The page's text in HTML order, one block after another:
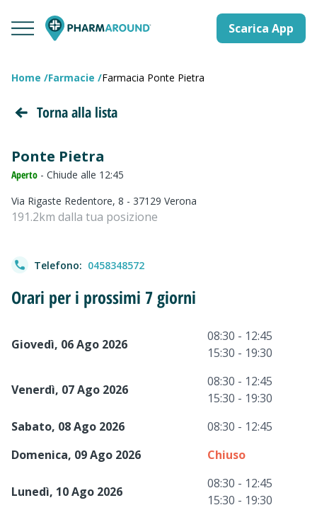
Scarica App
Home Farmacie Farmacia Ponte Pietra
Torna alla lista
Ponte Pietra
Aperto - Chiude alle 12:45
Via Rigaste Redentore, 8 - 37129 Verona
191.2km dalla tua posizione
Telefono: 0458348572
Orari per i prossimi 7 giorni
Giovedì, 06 Ago 2026
08:30 - 12:45
15:30 - 19:30
Venerdì, 07 Ago 2026
08:30 - 12:45
15:30 - 19:30
Sabato, 08 Ago 2026
08:30 - 12:45
Domenica, 09 Ago 2026
Chiuso
Lunedì, 10 Ago 2026
08:30 - 12:45
15:30 - 19:30